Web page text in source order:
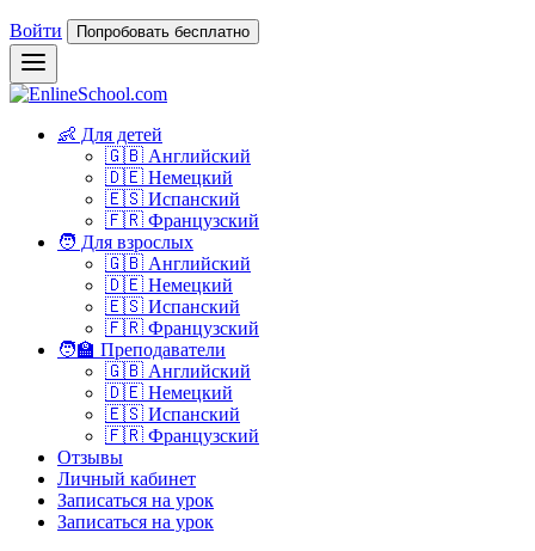
Войти Попробовать бесплатно
👶 Для детей
🇬🇧 Английский
🇩🇪 Немецкий
🇪🇸 Испанский
🇫🇷 Французский
🧑 Для взрослых
🇬🇧 Английский
🇩🇪 Немецкий
🇪🇸 Испанский
🇫🇷 Французский
🧑‍🏫 Преподаватели
🇬🇧 Английский
🇩🇪 Немецкий
🇪🇸 Испанский
🇫🇷 Французский
Отзывы
Личный кабинет
Записаться на урок
Записаться на урок